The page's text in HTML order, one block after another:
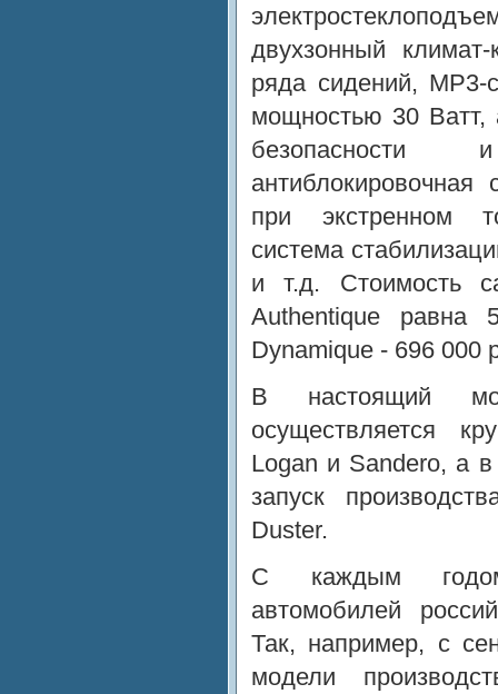
двухзонный
ряда сидений, MP3-
мощностью 30 Ватт,
при экстренном
система
и т.д. Стоимость
Authentique равна
Dynamique - 696 000
В настоящий
осуществляется
Logan и Sandero, а в
запуск
Duster.
С каждым
автомобилей
Так, например, с
модели